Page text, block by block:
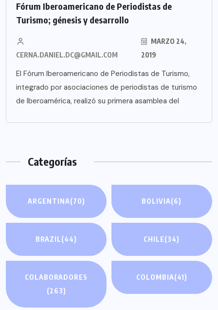
Fórum Iberoamericano de Periodistas de
Turismo; génesis y desarrollo
CERNA.DANIEL.DC@GMAIL.COM
MARZO 24,
2019
El Fórum Iberoamericano de Periodistas de Turismo,
integrado por asociaciones de periodistas de turismo
de Iberoamérica, realizó su primera asamblea del
Categorías
ARGENTINA(70) BOLIVIA(6)
BRAZIL(44) CHILE(34)
COLABORADORES
(263)
COLOMBIA(41)